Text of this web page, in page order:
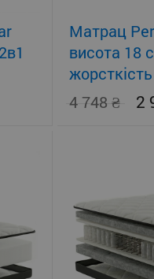
Матрац
висота 18
жорсткість
4 748
2